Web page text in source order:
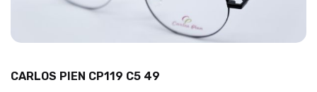
CARLOS PIEN CP119 C5 49